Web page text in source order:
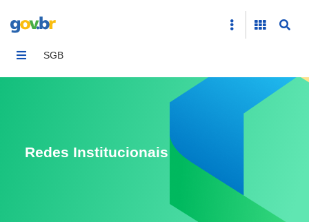
SGB
Redes Institucionais